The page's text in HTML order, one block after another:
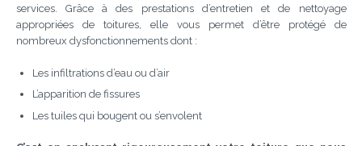
services. Grâce à des prestations d’entretien et de nettoyage
appropriées de toitures, elle vous permet d’être protégé de
nombreux dysfonctionnements dont :
Les infiltrations d’eau ou d’air
L’apparition de fissures
Les tuiles qui bougent ou s’envolent